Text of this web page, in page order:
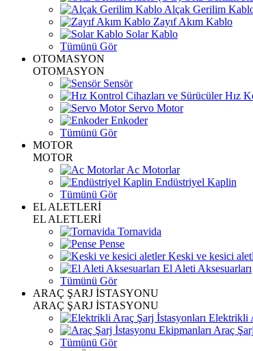
Alçak Gerilim
Zayıf Akım Kablo
Solar Kablo
Tümünü Gör
OTOMASYON
OTOMASYON
Sensör
Hız
Servo Motor
Enkoder
Tümünü Gör
MOTOR
MOTOR
Ac Motorlar
Endüstriyel Kaplin
Tümünü Gör
EL ALETLERİ
EL ALETLERİ
Tornavida
Pense
Keski ve kesici
El Aleti Aksesuarları
Tümünü Gör
ARAÇ ŞARJ İSTASYONU
ARAÇ ŞARJ İSTASYONU
Elektrikli
Araç
Tümünü Gör